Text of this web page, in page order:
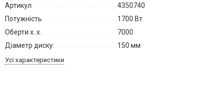
Артикул
4350740
Потужність
1700 Вт
Оберти х. х.
7000
Діаметр диску:
150 мм
Усі характеристики